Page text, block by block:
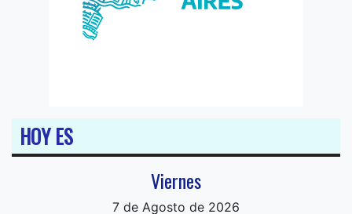
HOY ES
Viernes
7 de Agosto de 2026